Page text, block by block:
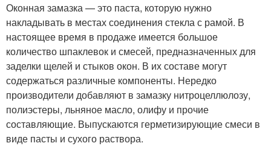
Оконная замазка — это паста, которую нужно
накладывать в местах соединения стекла с рамой. В
настоящее время в продаже имеется большое
количество шпаклевок и смесей, предназначенных для
заделки щелей и стыков окон. В их составе могут
содержаться различные компоненты. Нередко
производители добавляют в замазку нитроцеллюлозу,
полиэстеры, льняное масло, олифу и прочие
составляющие. Выпускаются герметизирующие смеси в
виде пасты и сухого раствора.